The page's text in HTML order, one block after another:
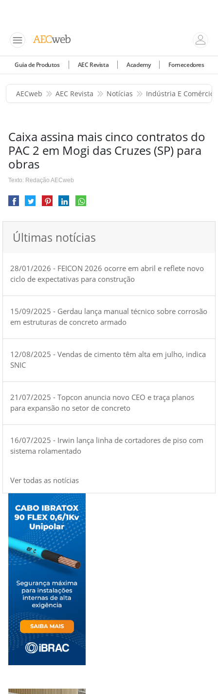
Guia de Produtos AEC Revista Academy Fornecedores
AECweb AEC Revista Notícias Indústria E Comércio
Caixa assina mais cinco contratos do
PAC 2 em Mogi das Cruzes (SP) para
obras
Texto: Redação AECweb
Últimas notícias
28/01/2026 - FEICON 2026 ocorre em abril e reflete novo
ciclo de expectativas para construção
15/09/2025 - Gerdau lança manual técnico sobre corrosão
em estruturas de concreto armado
12/08/2025 - Vendas de cimento têm alta em julho, indica
SNIC
21/07/2025 - Topcon anuncia novo CEO e traça planos
para expansão no setor de concreto
16/07/2025 - Irwin lança linha de cortadores de piso com
sistema rolamentado
Ver todas as notícias